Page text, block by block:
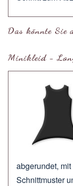
Das könnte Sie
Minikleid -
abgerundet,
Schnittmuster